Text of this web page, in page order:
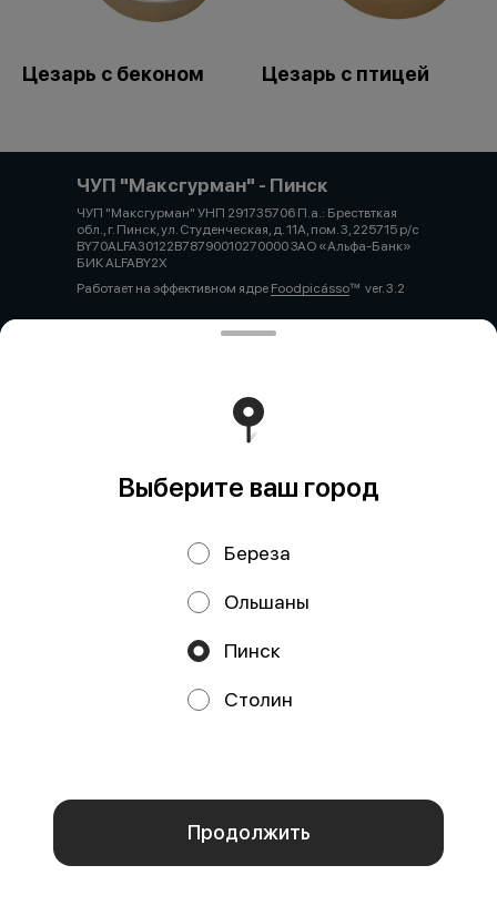
аналитических сервисов согласно нашейполитике
конфиденциальности
Цезарь с беконом Цезарь с птицей
ЧУП "Максгурман" - Пинск
ЧУП "Максгурман" УНП 291735706 П.а.: Брествткая
обл., г. Пинск, ул. Студенческая, д. 11А, пом. 3, 225715 р/с
BY70ALFA30122B78790010270000 ЗАО «Альфа-Банк»
БИК ALFABY2X
Работает на эффективном ядре Foodpicássover. 3.2
Политика конфиденциальности
Публичная оферта
Выберите ваш город
Береза
Ольшаны
Пинск
Столин